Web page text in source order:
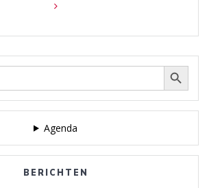
Zoek Zoekknop
Agenda
BERICHTEN